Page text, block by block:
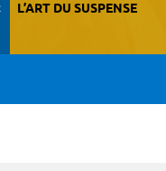
L’ART DU SUSPENSE